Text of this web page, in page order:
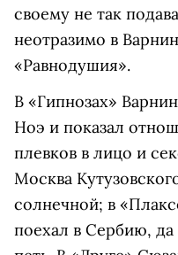
своему не так
неотразимо в
«Равнодушия».
В «Гипнозах»
Ноэ и показал
плевков в лицо и
Москва
солнечной; в
поехал в Сербию,